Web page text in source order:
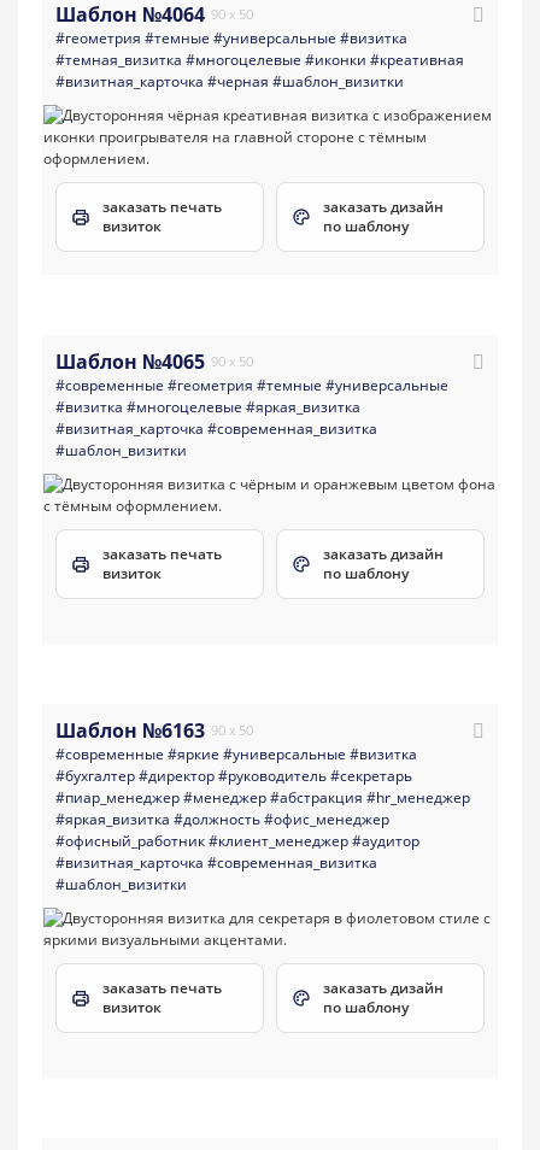
Шаблон №4064 90 x 50
#геометрия #темные #универсальные #визитка
#темная_визитка #многоцелевые #иконки #креативная
#визитная_карточка #черная #шаблон_визитки
заказать печать
визиток
заказать дизайн
по шаблону
Шаблон №4065 90 x 50
#современные #геометрия #темные #универсальные
#визитка #многоцелевые #яркая_визитка
#визитная_карточка #современная_визитка
#шаблон_визитки
заказать печать
визиток
заказать дизайн
по шаблону
Шаблон №6163 90 x 50
#современные #яркие #универсальные #визитка
#бухгалтер#директор#руководитель#секретарь
#пиар_менеджер#менеджер#абстракция #hr_менеджер
#яркая_визитка #должность#офис_менеджер
#офисный_работник#клиент_менеджер#аудитор
#визитная_карточка #современная_визитка
#шаблон_визитки
заказать печать
визиток
заказать дизайн
по шаблону